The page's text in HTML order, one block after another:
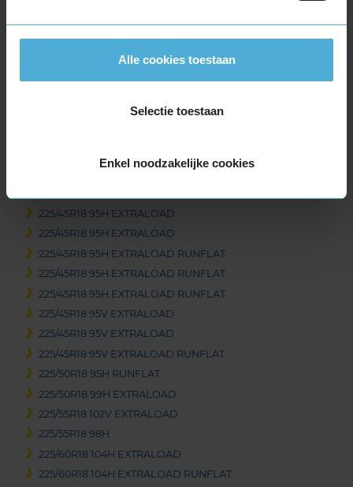
Alle cookies toestaan
Selectie toestaan
Enkel noodzakelijke cookies
225/40R18 92V EXTRALOAD
225/45R18 95H EXTRALOAD
225/45R18 95H EXTRALOAD
225/45R18 95H EXTRALOAD RUNFLAT
225/45R18 95H EXTRALOAD RUNFLAT
225/45R18 95H EXTRALOAD RUNFLAT
225/45R18 95V EXTRALOAD
225/45R18 95V EXTRALOAD
225/45R18 95V EXTRALOAD RUNFLAT
225/50R18 95H RUNFLAT
225/50R18 99H EXTRALOAD
225/55R18 102V EXTRALOAD
225/55R18 98H
225/60R18 104H EXTRALOAD
225/60R18 104H EXTRALOAD RUNFLAT